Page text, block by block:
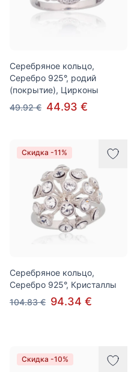
Серебряное кольцо,
Серебро 925°, родий
(покрытие), Цирконы
49.92 € 44.93 €
Скидка -11%
Серебряное кольцо,
Серебро 925°, Кристаллы
104.83 € 94.34 €
Скидка -10%